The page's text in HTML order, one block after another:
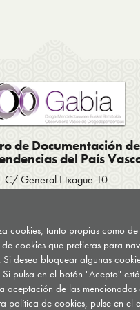
de Documentación de
del País
C/ General Etxague 10
Apartado postal 667
@drogomedia.com
Síguenos en...
cookies, tanto propias como de
cookies que prefieras para
Si desea bloquear algunas
pulsa en el botón "Acepto"
aceptación de las mencionadas
política de cookies, pulse en el